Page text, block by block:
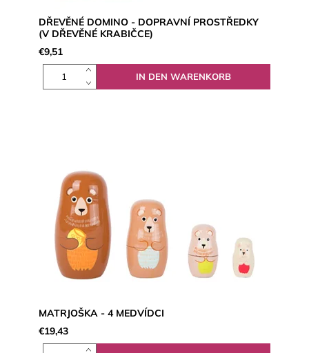
DŘEVĚNÉ DOMINO - DOPRAVNÍ PROSTŘEDKY
(V DŘEVĚNÉ KRABIČCE)
€9,51
MATRJOŠKA - 4 MEDVÍDCI
€19,43